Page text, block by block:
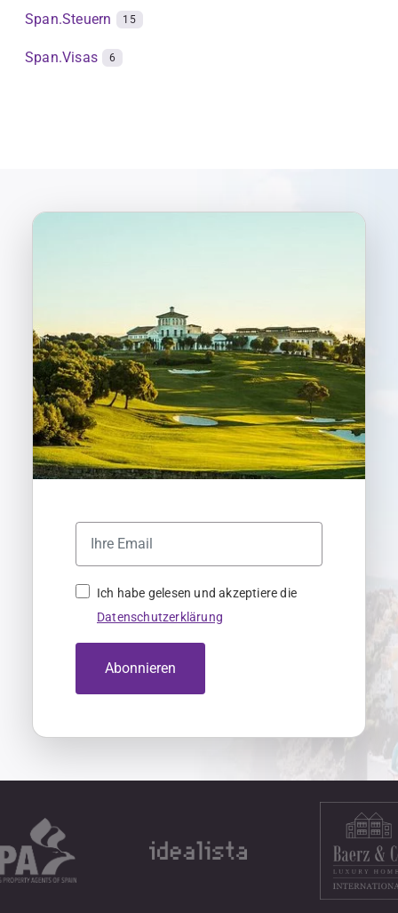
Span.Steuern 15
Span.Visas 6
Ich habe gelesen und akzeptiere die
Datenschutzerklärung
Abonnieren